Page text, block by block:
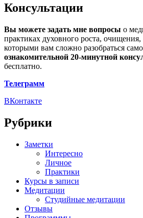
Консультации
Вы можете задать мне вопросы о
практиках духовного роста, очищения,
которыми вам сложно разобраться
ознакомительной 20-минутной
бесплатно.
Телеграмм
ВКонтакте
Рубрики
Заметки
Интересно
Личное
Практики
Курсы в записи
Медитации
Студийные медитации
Отзывы